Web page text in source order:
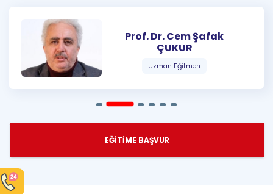
Prof. Dr. Cem Şafak
ÇUKUR
Uzman Eğitmen
EĞİTİME BAŞVUR